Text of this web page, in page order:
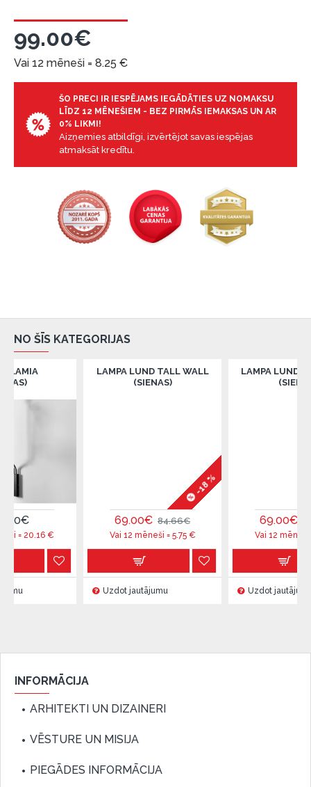
Finansiālā atbildība:
lūdzu, izvērtējiet savas finansiālās iespējas.
99.00€
Vai 12 mēneši = 8.25 €
ŠO PRECI IR IESPĒJAMS IEGĀDĀTIES UZ NOMAKSU
LĪDZ 12 MĒNEŠIEM - BEZ PIRMĀS IEMAKSAS UN AR
0% LIKMI!
Aizņemies atbildīgi, izvērtējot savas iespējas
atmaksāt kredītu.
NO ŠĪS KATEGORIJAS
€
LAMPA LUND TALL WALL
(SIENAS)
-18 %
69.00€ 84.66€
Vai 12 mēneši =5.75€
Uzdot jautājumu
LAMPA LUND WIDE
(SIENAS)
69.00€ 84.66€
Vai 12 mēneši =5.75
Uzdot jautājumu
INFORMĀCIJA
ARHITEKTI UN DIZAINERI
VĒSTURE UN MISIJA
PIEGĀDES INFORMĀCIJA